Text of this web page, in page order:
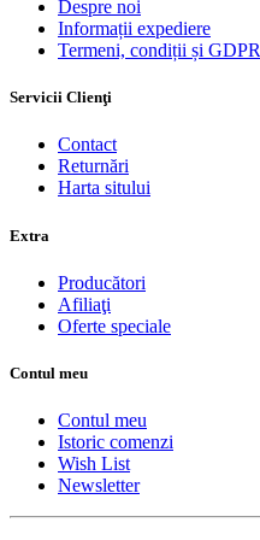
Despre noi
Informații expediere
Termeni, condiții și GDPR
Servicii Clienţi
Contact
Returnări
Harta sitului
Extra
Producători
Afiliaţi
Oferte speciale
Contul meu
Contul meu
Istoric comenzi
Wish List
Newsletter